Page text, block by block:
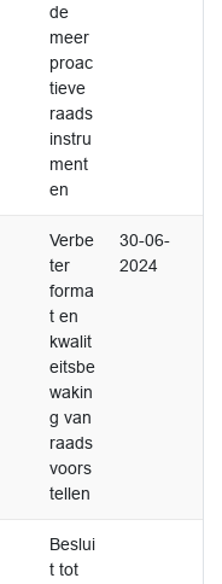
de
meer
proac
tieve
raads
instru
ment
en
Verbe
ter
forma
t en
kwalit
eitsbe
wakin
g van
raads
voors
tellen
30-06-
2024
Beslui
t tot